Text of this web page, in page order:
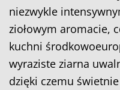
niezwykle
ziołowym aromacie,
kuchni
wyraziste ziarna
dzięki czemu